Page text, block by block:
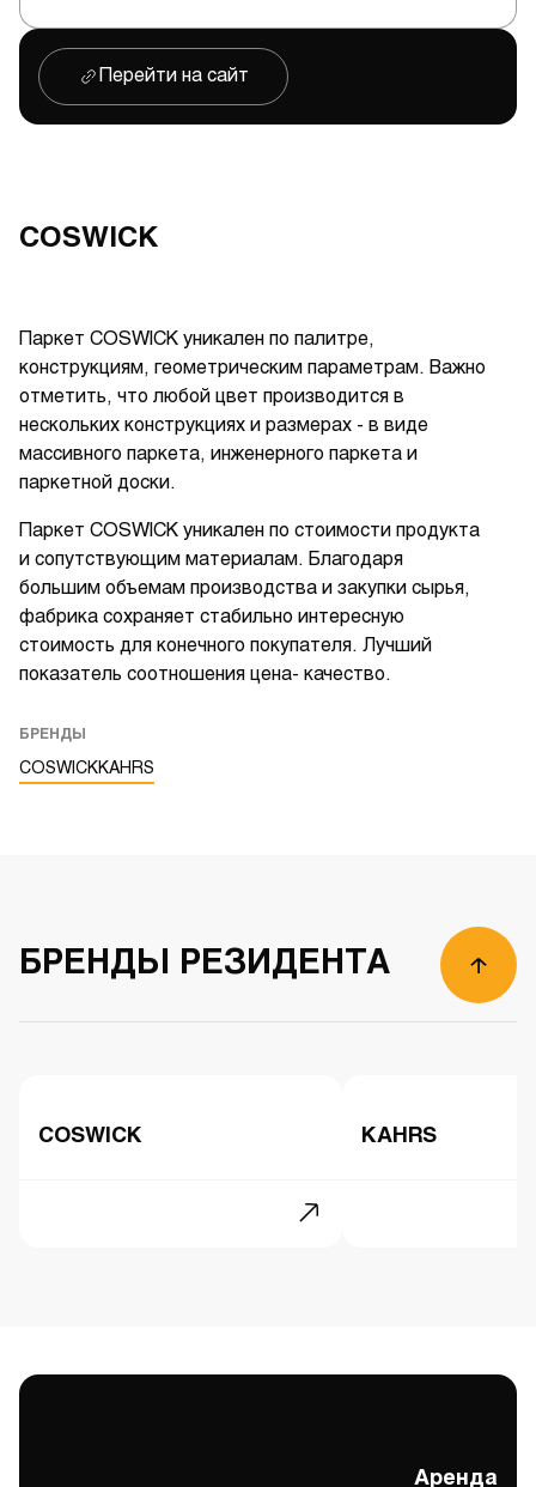
Перейти на сайт
COSWICK
Паркет COSWICK уникален по палитре,
конструкциям, геометрическим параметрам. Важно
отметить, что любой цвет производится в
нескольких конструкциях и размерах - в виде
массивного паркета, инженерного паркета и
паркетной доски.
Паркет COSWICK уникален по стоимости продукта
и сопутствующим материалам. Благодаря
большим объемам производства и закупки сырья,
фабрика сохраняет стабильно интересную
стоимость для конечного покупателя. Лучший
показатель соотношения цена- качество.
БРЕНДЫ
COSWICKKAHRS
БРЕНДЫ РЕЗИДЕНТА
COSWICK KAHRS
Аренда